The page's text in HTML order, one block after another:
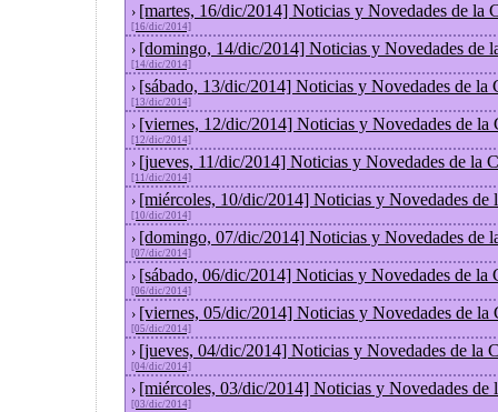
› [martes, 16/dic/2014] Noticias y Novedades de la
[16/dic/2014]
› [domingo, 14/dic/2014] Noticias y Novedades de
[14/dic/2014]
› [sábado, 13/dic/2014] Noticias y Novedades de la
[13/dic/2014]
› [viernes, 12/dic/2014] Noticias y Novedades de la
[12/dic/2014]
› [jueves, 11/dic/2014] Noticias y Novedades de la
[11/dic/2014]
› [miércoles, 10/dic/2014] Noticias y Novedades de
[10/dic/2014]
› [domingo, 07/dic/2014] Noticias y Novedades de
[07/dic/2014]
› [sábado, 06/dic/2014] Noticias y Novedades de la
[06/dic/2014]
› [viernes, 05/dic/2014] Noticias y Novedades de la
[05/dic/2014]
› [jueves, 04/dic/2014] Noticias y Novedades de la
[04/dic/2014]
› [miércoles, 03/dic/2014] Noticias y Novedades de
[03/dic/2014]